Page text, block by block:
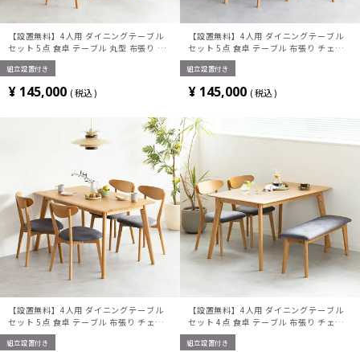
【設置無料】4人用 ダイニングテーブル
セット 5点 食卓 テーブル 丸型 布張り チ
ェア おしゃれ 北欧 モダン ナチュラル (幅
120cm 木製 円形 テーブル×1 チェア
組立設置付き
¥ 145,000 税込
【設置無料】4人用 ダイニングテーブル
セット 5点 食卓 テーブル 布張り チェア
おしゃれ 北欧 モダン ナチュラル (幅
150cm 木製 長方形 テーブル×1 チェア
組立設置付き
¥ 145,000 税込
【設置無料】4人用 ダイニングテーブル
セット 5点 食卓 テーブル 布張り チェア
おしゃれ 北欧 モダン ナチュラル (幅
135cm 木製 長方形 テーブル×1 チェア
組立設置付き
【設置無料】4人用 ダイニングテーブル
セット 4点 食卓 テーブル 布張り チェア
おしゃれ ベンチ 北欧 モダン ナチュラル
(幅135cm 木製 長方形 テーブル×1 チェ
組立設置付き